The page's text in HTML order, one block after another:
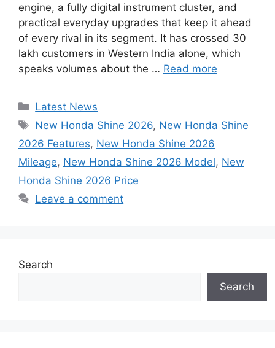
engine, a fully digital instrument cluster, and
practical everyday upgrades that keep it ahead
of every rival in its segment. It has crossed 30
lakh customers in Western India alone, which
speaks volumes about the … Read more
Categories
Latest News
Tags
New Honda Shine 2026, New Honda Shine
2026 Features, New Honda Shine 2026
Mileage, New Honda Shine 2026 Model, New
Honda Shine 2026 Price
Leave a comment
Search
Search